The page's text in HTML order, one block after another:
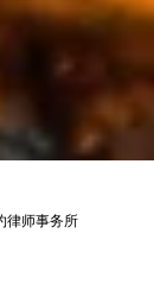
师事务所